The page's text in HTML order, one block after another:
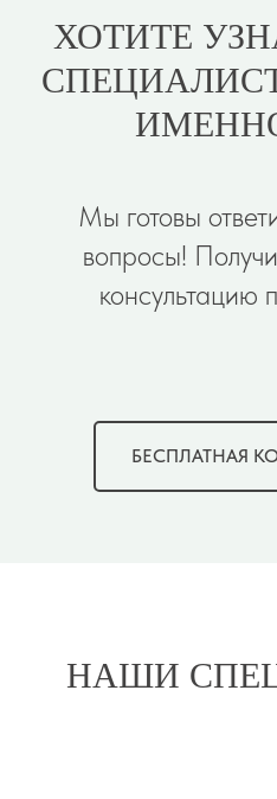
ХОТИТЕ
Мы готовы
вопросы!
консультацию
БЕСПЛАТНАЯ
НАШИ